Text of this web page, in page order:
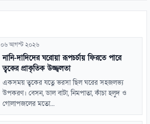
০৬ আগস্ট ২০২৬
নানি-দাদিদের ঘরোয়া রূপচর্চায় ফিরতে পারে
ত্বকের প্রাকৃতিক উজ্জ্বলতা
একসময় ত্বকের যত্নে ভরসা ছিল ঘরের সহজলভ্য
উপকরণ। বেসন, ডাল বাটা, নিমপাতা, কাঁচা হলুদ ও
গোলাপজলের মতো...